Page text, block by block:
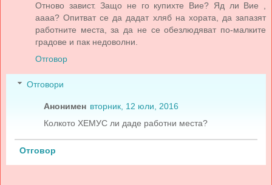
Отново завист. Защо не го купихте Вие? Яд ли Вие ,
аааа? Опитват се да дадат хляб на хората, да запазят
работните места, за да не се обезлюдяват по-малките
градове и пак недоволни.
Отговор
Отговори
Анонимен вторник, 12 юли, 2016
Колкото ХЕМУС ли даде работни места?
Отговор